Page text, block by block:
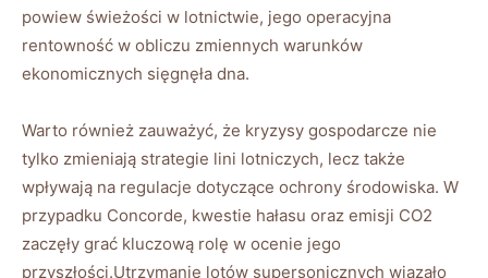
powiew świeżości w lotnictwie, jego ​operacyjna
rentowność ‍w obliczu⁢ zmiennych warunków‍
ekonomicznych⁢ sięgnęła dna.
Warto również zauważyć, że kryzysy gospodarcze​ nie
tylko⁣ zmieniają​ strategie ⁤lini ⁤lotniczych, lecz także
wpływają na regulacje dotyczące ochrony środowiska.⁢ W
przypadku Concorde, kwestie⁤ hałasu ‍oraz emisji CO2‌
zaczęły ​grać⁤ kluczową rolę w ocenie jego⁢
przyszłości.Utrzymanie lotów supersonicznych​ wiązało